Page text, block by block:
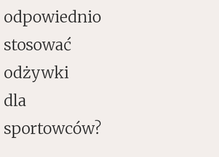
odpowiednio
stosować
odżywki
dla
sportowców?